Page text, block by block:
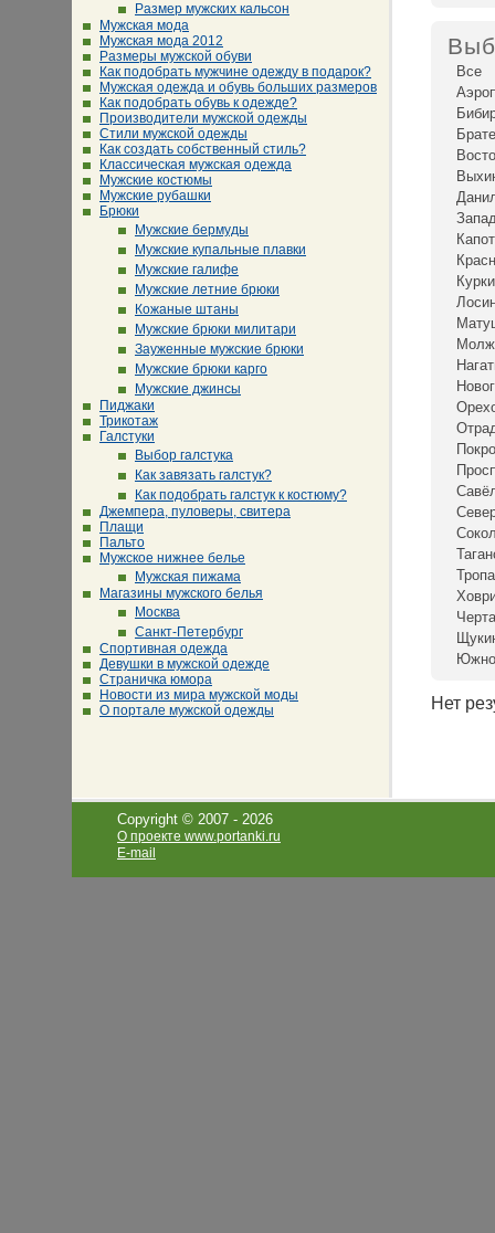
Размер мужских кальсон
Мужская мода
Мужская мода 2012
Размеры мужской обуви
Как подобрать мужчине одежду в подарок?
Мужская одежда и обувь больших размеров
Как подобрать обувь к одежде?
Производители мужской одежды
Стили мужской одежды
Как создать собственный стиль?
Классическая мужская одежда
Мужские костюмы
Мужские рубашки
Брюки
Мужские бермуды
Мужские купальные плавки
Мужские галифе
Мужские летние брюки
Кожаные штаны
Мужские брюки милитари
Зауженные мужские брюки
Мужские брюки карго
Мужские джинсы
Пиджаки
Трикотаж
Галстуки
Выбор галстука
Как завязать галстук?
Как подобрать галстук к костюму?
Джемпера, пуловеры, свитера
Плащи
Пальто
Мужское нижнее белье
Мужская пижама
Магазины мужского белья
Москва
Санкт-Петербург
Спортивная одежда
Девушки в мужской одежде
Страничка юмора
Новости из мира мужской моды
О портале мужской одежды
Все
Нет
Copyright © 2007 - 2026
О проекте www.portanki.ru
E-mail